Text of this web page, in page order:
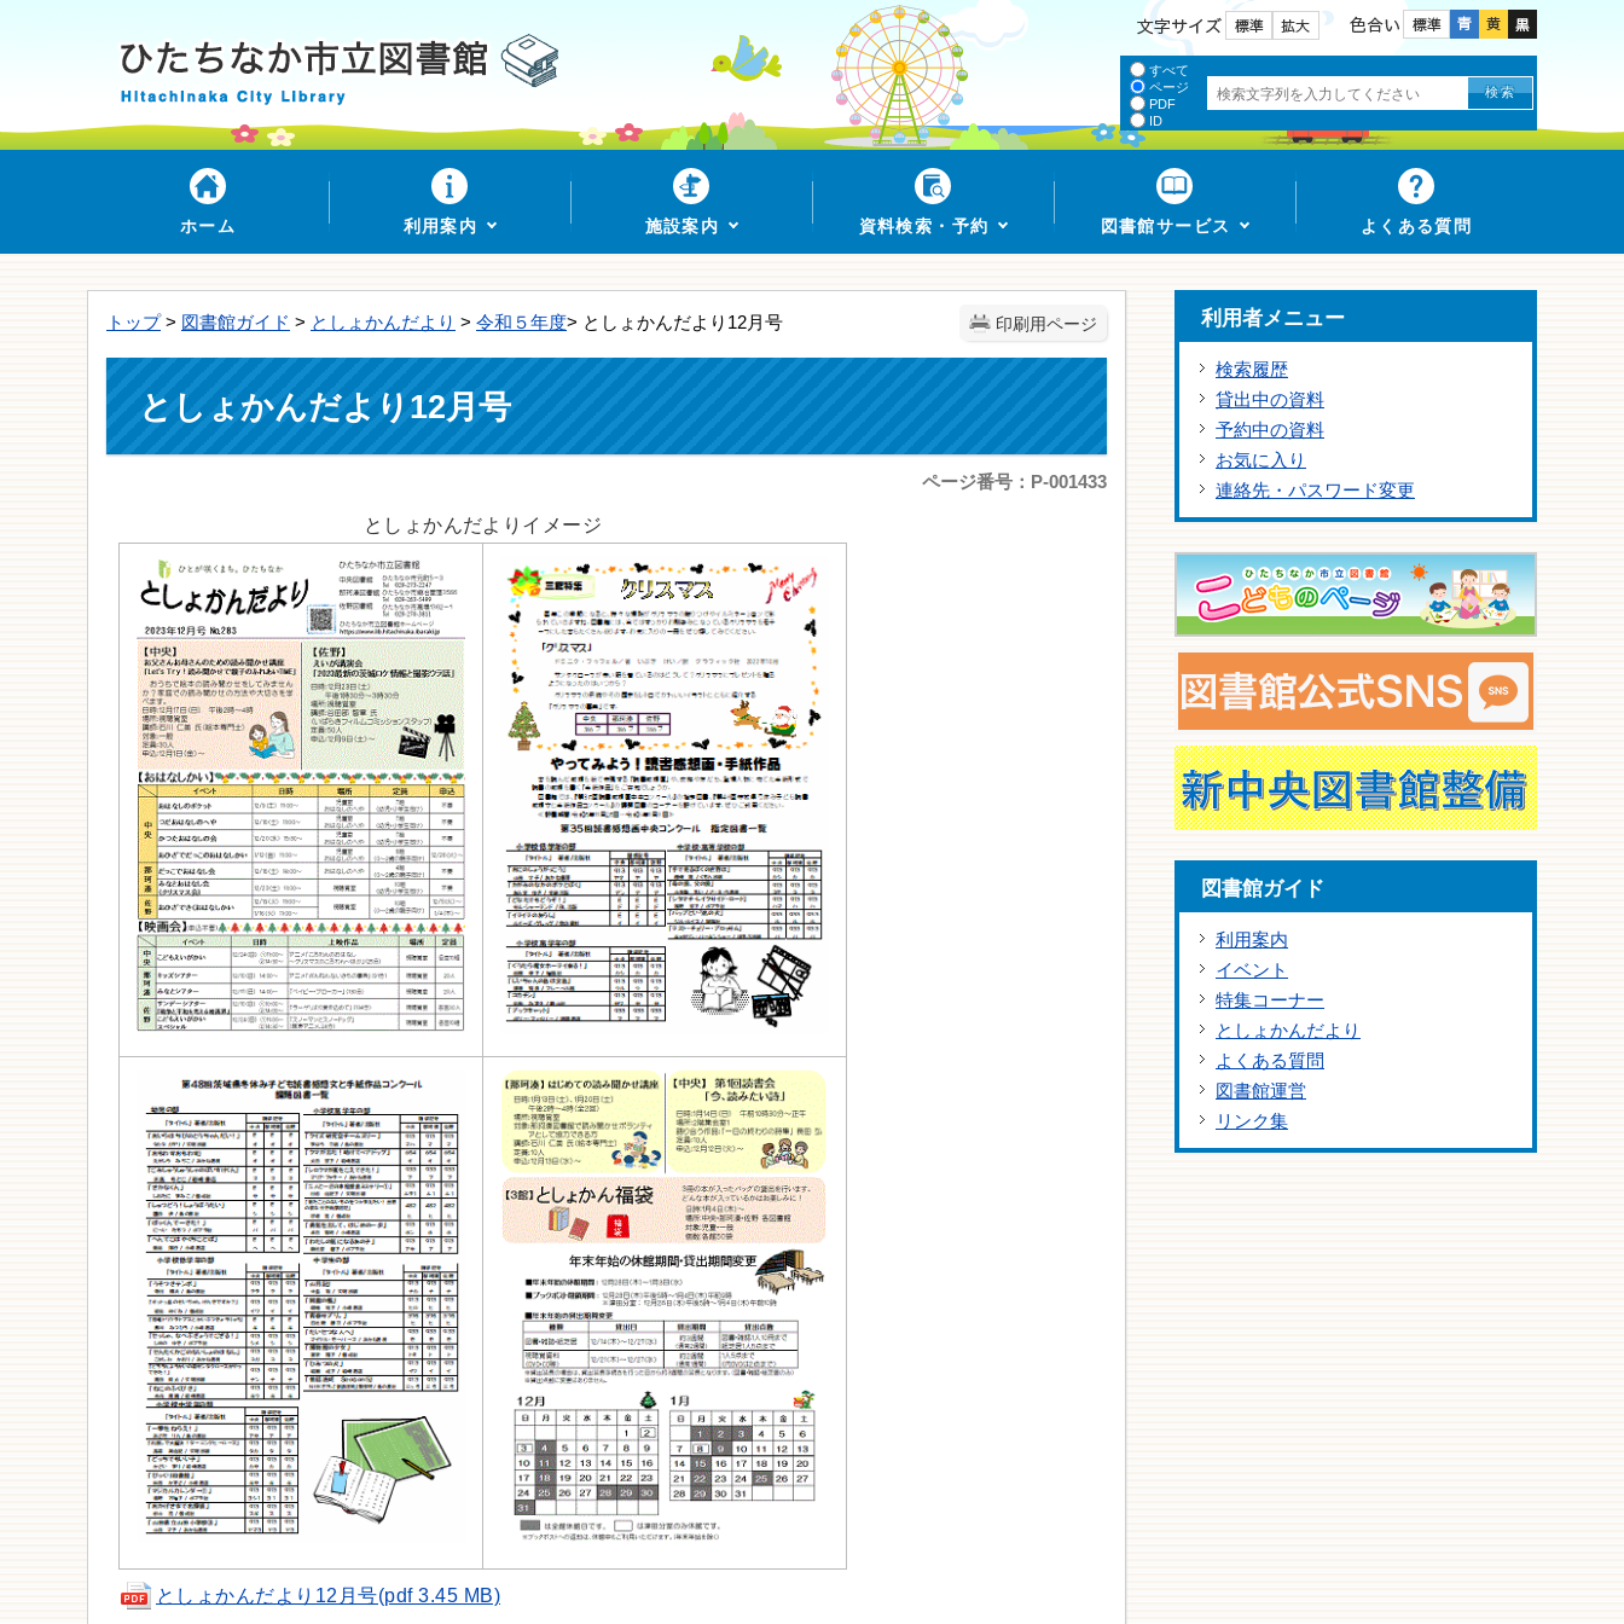
色合い
文字サイズ
すべて
ページ
PDF
ID
ホーム 利用案内 施設案内 資料検索・予約 図書館サービス よくある質問
印刷用ページ
トップ> 図書館ガイド > としょかんだより > 令和５年度> としょかんだより12月号
としょかんだより12月号
ページ番号：P-001433
としょかんだよりイメージ
としょかんだより12月号(pdf 3.45 MB)
利用者メニュー
検索履歴
貸出中の資料
予約中の資料
お気に入り
連絡先・パスワード変更
図書館ガイド
利用案内
イベント
特集コーナー
としょかんだより
よくある質問
図書館運営
リンク集